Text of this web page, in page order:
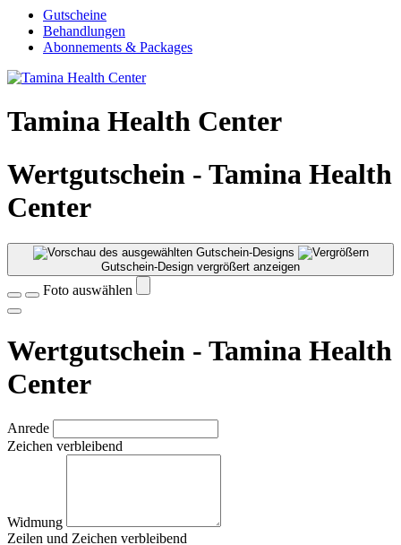
Gutscheine
Behandlungen
Abonnements & Packages
Tamina Health Center
Wertgutschein - Tamina Health
Center
Gutschein-Design vergrößert anzeigen
Foto auswählen
Wertgutschein - Tamina Health
Center
Anrede
Zeichen verbleibend
Widmung
Zeilen und Zeichen verbleibend